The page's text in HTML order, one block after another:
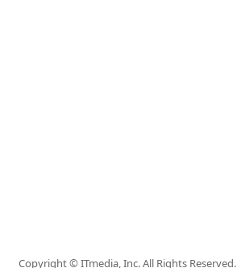
Copyright © ITmedia, Inc. All Rights Reserved.